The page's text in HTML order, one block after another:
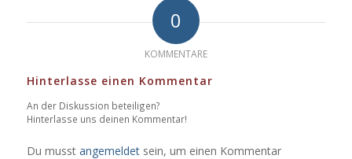
0
KOMMENTARE
Hinterlasse einen Kommentar
An der Diskussion beteiligen?
Hinterlasse uns deinen Kommentar!
Du musst angemeldetsein, um einen Kommentar